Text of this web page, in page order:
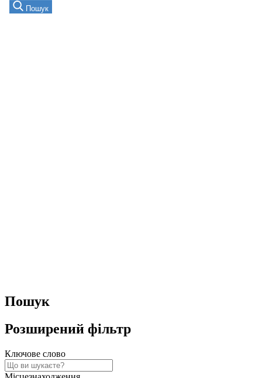
Пошук
Пошук
Розширений фільтр
Ключове слово